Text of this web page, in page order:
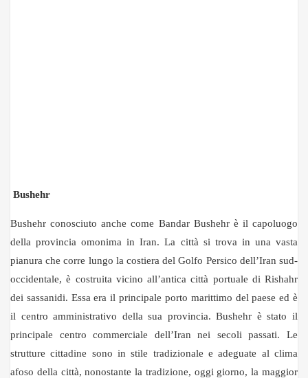
Bushehr
Bushehr conosciuto anche come Bandar Bushehr è il capoluogo
della provincia omonima in Iran. La città si trova in una vasta
pianura che corre lungo la costiera del Golfo Persico dell’Iran sud-
occidentale, è costruita vicino all’antica città portuale di Rishahr
dei sassanidi. Essa era il principale porto marittimo del paese ed è
il centro amministrativo della sua provincia. Bushehr è stato il
principale centro commerciale dell’Iran nei secoli passati. Le
strutture cittadine sono in stile tradizionale e adeguate al clima
afoso della città, nonostante la tradizione, oggi giorno, la maggior